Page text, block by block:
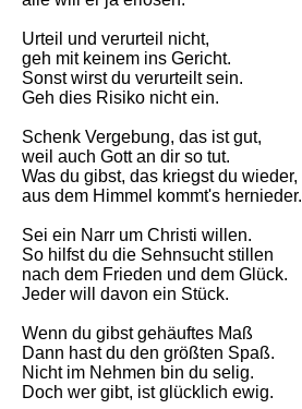
Urteil und verurteil nicht,
geh mit keinem ins Gericht.
Sonst wirst du verurteilt sein.
Geh dies Risiko nicht ein.
Schenk Vergebung, das ist gut,
weil auch Gott an dir so tut.
Was du gibst, das kriegst du wieder,
aus dem Himmel kommt's hernieder.
Sei ein Narr um Christi willen.
So hilfst du die Sehnsucht stillen
nach dem Frieden und dem Glück.
Jeder will davon ein Stück.
Wenn du gibst gehäuftes Maß
Dann hast du den größten Spaß.
Nicht im Nehmen bin du selig.
Doch wer gibt, ist glücklich ewig.